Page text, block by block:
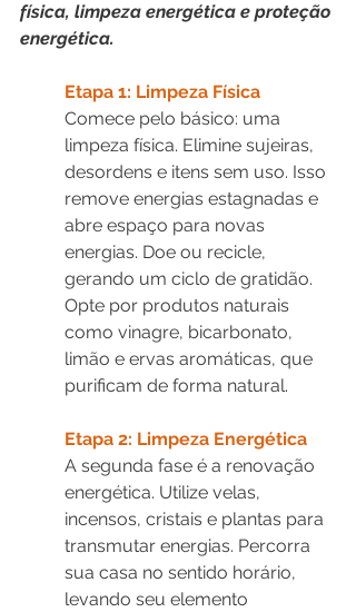
física, limpeza energética e proteção
energética.
Etapa 1: Limpeza Física
Comece pelo básico: uma
limpeza física. Elimine sujeiras,
desordens e itens sem uso. Isso
remove energias estagnadas e
abre espaço para novas
energias. Doe ou recicle,
gerando um ciclo de gratidão.
Opte por produtos naturais
como vinagre, bicarbonato,
limão e ervas aromáticas, que
purificam de forma natural.
Etapa 2: Limpeza Energética
A segunda fase é a renovação
energética. Utilize velas,
incensos, cristais e plantas para
transmutar energias. Percorra
sua casa no sentido horário,
levando seu elemento